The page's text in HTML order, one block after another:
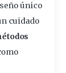
único
cuidado